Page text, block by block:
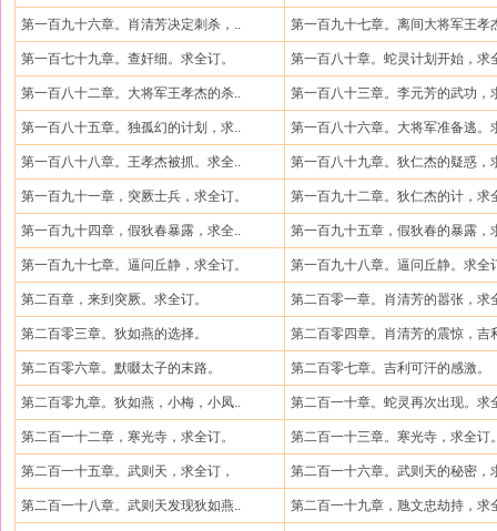
第一百九十六章。肖清芳决定刺杀，.. 第一百九十七章。离间大将军王孝
第一百七十九章。查奸细。求全订。 第一百八十章。蛇灵计划开始，求
第一百八十二章。大将军王孝杰的杀.. 第一百八十三章。李元芳的武功，
第一百八十五章。独孤幻的计划，求.. 第一百八十六章。大将军准备逃。
第一百八十八章。王孝杰被抓。求全.. 第一百八十九章。狄仁杰的疑惑，
第一百九十一章，突厥士兵，求全订。 第一百九十二章。狄仁杰的计，求
第一百九十四章，假狄春暴露，求全.. 第一百九十五章，假狄春的暴露，
第一百九十七章。逼问丘静，求全订。 第一百九十八章。逼问丘静。求全
第二百章，来到突厥。求全订。 第二百零一章。肖清芳的嚣张，求
第二百零三章。狄如燕的选择。 第二百零四章。肖清芳的震惊，吉
第二百零六章。默啜太子的末路。 第二百零七章。吉利可汗的感激。
第二百零九章。狄如燕，小梅，小凤.. 第二百一十章。蛇灵再次出现。求
第二百一十二章，寒光寺，求全订。 第二百一十三章。寒光寺，求全订
第二百一十五章。武则天，求全订， 第二百一十六章。武则天的秘密，
第二百一十八章。武则天发现狄如燕.. 第二百一十九章，虺文忠劫持，求